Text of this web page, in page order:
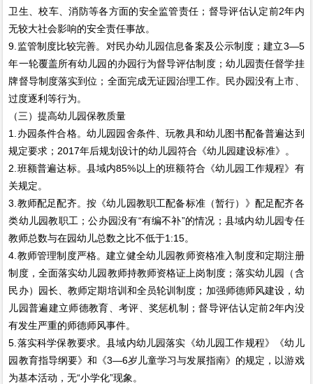
卫生、校车、消防等各方面的安全监管责任；督导评估认定前2年内
无较大社会影响的安全责任事故。
9.监管制度比较完善。对民办幼儿园信息备案及公示制度；建立3—5
年一轮覆盖所有幼儿园的办园行为督导评估制度；幼儿园责任督学挂
牌督导制度落实到位；全面完成无证园治理工作。民办园没有上市、
过度逐利等行为。
（三）提高幼儿园保教质量
1.办园条件合格。幼儿园园舍条件、玩教具和幼儿图书配备普遍达到
规定要求；2017年后规划设计的幼儿园符合《幼儿园建设标准》。
2.班额普遍达标。县域内85%以上的班额符合《幼儿园工作规程》有
关规定。
3.教师配足配齐。按《幼儿园教职工配备标准（暂行）》配足配齐各
类幼儿园教职工；公办园没有“有编不补”的情况；县域内幼儿园专任
教师总数与在园幼儿总数之比不低于1:15。
4.教师管理制度严格。建立健全幼儿园教师资格准入制度和定期注册
制度，全面落实幼儿园教师持教师资格证上岗制度；落实幼儿园（含
民办）园长、教师定期培训和全员轮训制度；加强师德师风建设，幼
儿园普遍建立师德教育、考评、奖惩机制；督导评估认定前2年内没
有发生严重的师德师风事件。
5.落实科学保教要求。县域内幼儿园落实《幼儿园工作规程》《幼儿
园教育指导纲要》和《3—6岁儿童学习与发展指南》的规定，以游戏
为基本活动，无“小学化”现象。